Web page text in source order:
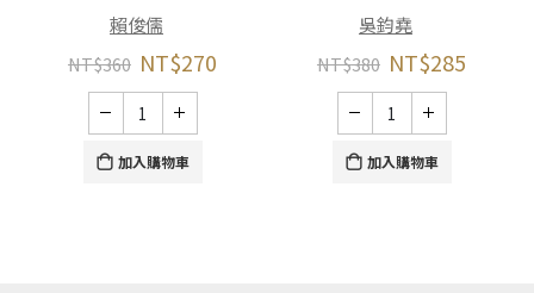
賴俊儒
NT$360 NT$270
加入購物車
吳鈞堯
NT$380 NT$285
加入購物車